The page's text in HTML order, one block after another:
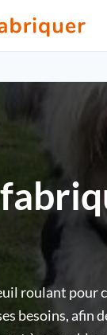
roulant pour
besoins, afin